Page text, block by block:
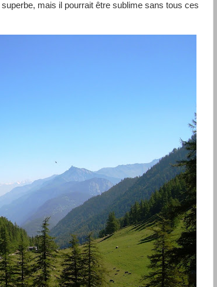
mais il pourrait être sublime sans tous ces